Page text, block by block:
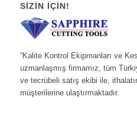
SIZIN İÇIN!
“Kalite Kontrol Ekipmanları ve
uzmanlaşmış firmamız, tüm
ve tecrübeli satış ekibi ile,
müşterilerine ulaştırmaktadır.